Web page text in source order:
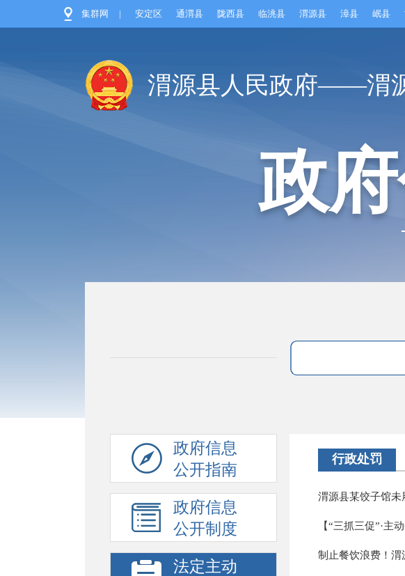
集群网 | 安定区 通渭县 陇西县 临洮县 渭源县 漳县 岷县
渭源县人民政府——渭
政
政府信息
公开指南
政府信息
公开制度
法定主动
行政处罚
渭源县某饺子馆未
【“三抓三促”·主
制止餐饮浪费！渭